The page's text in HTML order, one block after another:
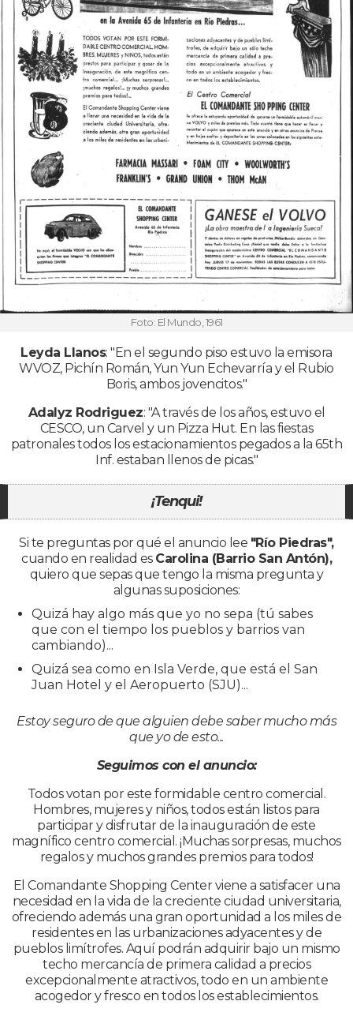
Foto: El Mundo, 1961
Leyda Llanos: "En el segundo piso estuvo la emisora
WVOZ, Pichín Román, Yun Yun Echevarría y el Rubio
Boris, ambos jovencitos."
Adalyz Rodriguez: "A través de los años, estuvo el
CESCO, un Carvel y un Pizza Hut. En las fiestas
patronales todos los estacionamientos pegados a la 65th
Inf. estaban llenos de picas."
¡Tenqui!
Si te preguntas por qué el anuncio lee "Río Piedras",
cuando en realidad es Carolina (Barrio San Antón),
quiero que sepas que tengo la misma pregunta y
algunas suposiciones:
Quizá hay algo más que yo no sepa (tú sabes
que con el tiempo los pueblos y barrios van
cambiando)...
Quizá sea como en Isla Verde, que está el San
Juan Hotel y el Aeropuerto (SJU)...
Estoy seguro de que alguien debe saber mucho más
que yo de esto...
Seguimos con el anuncio:
Todos votan por este formidable centro comercial.
Hombres, mujeres y niños, todos están listos para
participar y disfrutar de la inauguración de este
magnífico centro comercial. ¡Muchas sorpresas, muchos
regalos y muchos grandes premios para todos!
El Comandante Shopping Center viene a satisfacer una
necesidad en la vida de la creciente ciudad universitaria,
ofreciendo además una gran oportunidad a los miles de
residentes en las urbanizaciones adyacentes y de
pueblos limítrofes. Aquí podrán adquirir bajo un mismo
techo mercancía de primera calidad a precios
excepcionalmente atractivos, todo en un ambiente
acogedor y fresco en todos los establecimientos.